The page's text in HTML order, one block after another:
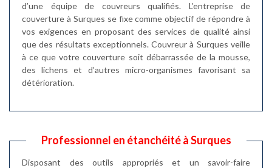
d’une équipe de couvreurs qualifiés. L’entreprise de
couverture à Surques se fixe comme objectif de répondre à
vos exigences en proposant des services de qualité ainsi
que des résultats exceptionnels. Couvreur à Surques veille
à ce que votre couverture soit débarrassée de la mousse,
des lichens et d’autres micro-organismes favorisant sa
détérioration.
Professionnel en étanchéité à Surques
Disposant des outils appropriés et un savoir-faire